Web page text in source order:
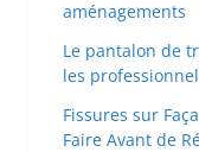
aménagements
Le pantalon de
les
Fissures sur
Faire Avant de